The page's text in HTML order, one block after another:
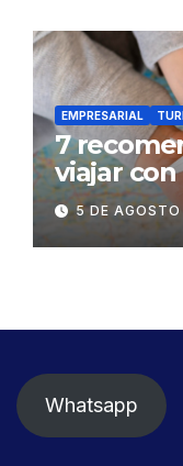
EMPRESARIAL
7
viajar
dentro y
5 DE
Whatsapp